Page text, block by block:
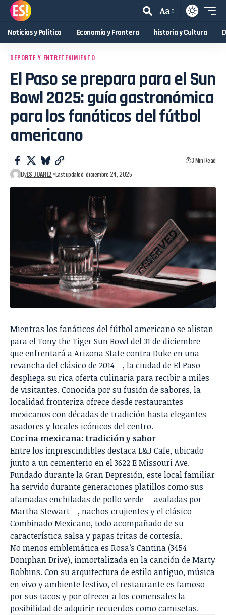
Aa
Noticias y Política Economía y Frontera historia y Cultura
DEPORTE Y ENTRETENIMIENTO
El Paso se prepara para el Sun
Bowl 2025: guía gastronómica
para los fanáticos del fútbol
americano
ByES JUAREZ Last updated: diciembre 24, 2025
3 Min Read
Mientras los fanáticos del fútbol americano se alistan
para el Tony the Tiger Sun Bowl del 31 de diciembre —
que enfrentará a Arizona State contra Duke en una
revancha del clásico de 2014—, la ciudad de El Paso
despliega su rica oferta culinaria para recibir a miles
de visitantes. Conocida por su fusión de sabores, la
localidad fronteriza ofrece desde restaurantes
mexicanos con décadas de tradición hasta elegantes
asadores y locales icónicos del centro.
Cocina mexicana: tradición y sabor
Entre los imprescindibles destaca L&J Cafe, ubicado
junto a un cementerio en el 3622 E Missouri Ave.
Fundado durante la Gran Depresión, este local familiar
ha servido durante generaciones platillos como sus
afamadas enchiladas de pollo verde —avaladas por
Martha Stewart—, nachos crujientes y el clásico
Combinado Mexicano, todo acompañado de su
característica salsa y papas fritas de cortesía.
No menos emblemática es Rosa’s Cantina (3454
Doniphan Drive), inmortalizada en la canción de Marty
Robbins. Con su arquitectura de estilo antiguo, música
en vivo y ambiente festivo, el restaurante es famoso
por sus tacos y por ofrecer a los comensales la
posibilidad de adquirir recuerdos como camisetas.